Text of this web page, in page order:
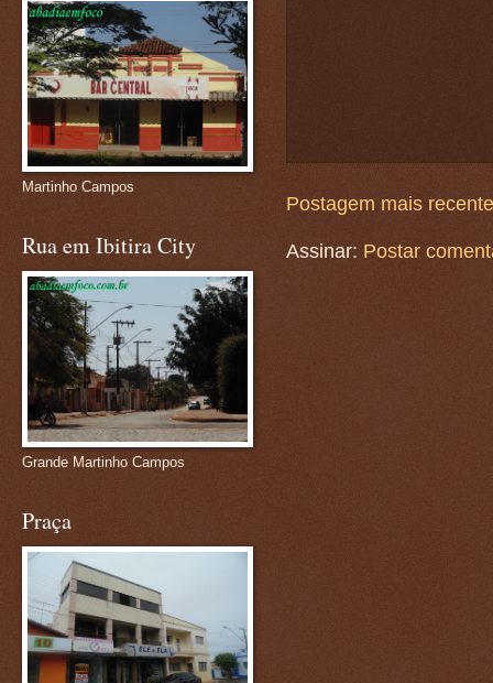
Postagem mais recente
Assinar: Postar
Martinho Campos
Rua em Ibitira City
Grande Martinho Campos
Praça